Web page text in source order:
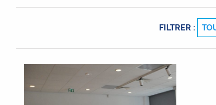
FILTRER :